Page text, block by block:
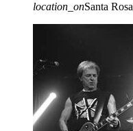
location_onSanta Rosa